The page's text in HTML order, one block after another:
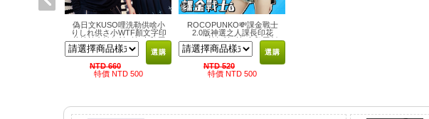
偽日文KUSO哩洗勒供啥小
りしれ供さ小WTF顏文字印
花純棉中性短袖T恤 吉兒原
創原宿街頭嘻哈
選購
NTD 660
特價 NTD 500
ROCOPUNKO💸課金戰士
2.0版神選之人課長印花
100%棉短袖T恤 吉兒原創
日系二次元動漫
選購
NTD 520
特價 NTD 500